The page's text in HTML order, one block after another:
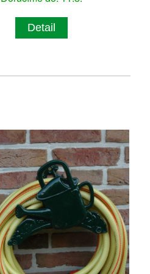
Detail